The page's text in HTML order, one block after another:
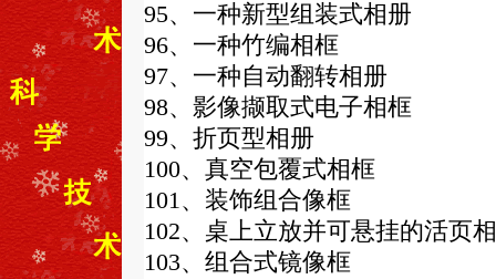
95、一种新型组装式相册
96、一种竹编相框
97、一种自动翻转相册
98、影像撷取式电子相框
99、折页型相册
100、真空包覆式相框
101、装饰组合像框
102、桌上立放并可悬挂的活页
103、组合式镜像框